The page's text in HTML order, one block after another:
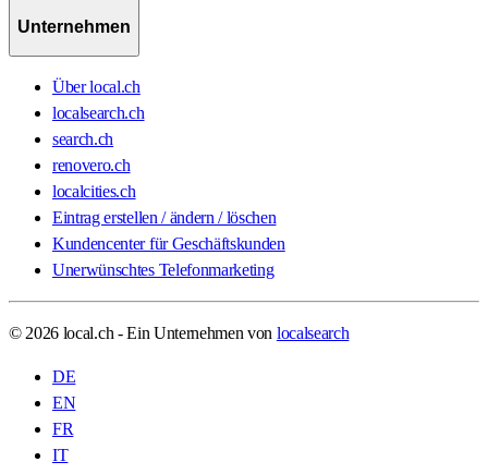
Unternehmen
Über local.ch
localsearch.ch
search.ch
renovero.ch
localcities.ch
Eintrag erstellen / ändern / löschen
Kundencenter für Geschäftskunden
Unerwünschtes Telefonmarketing
© 2026 local.ch - Ein Unternehmen von localsearch
DE
EN
FR
IT